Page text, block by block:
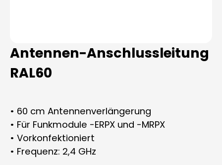
Antennen-Anschlussleitung
RAL60
• 60 cm Antennenverlängerung
• Für Funkmodule -ERPX und -MRPX
• Vorkonfektioniert
• Frequenz: 2,4 GHz